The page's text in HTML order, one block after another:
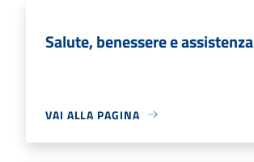
Salute, benessere e assistenza
VAI ALLA PAGINA